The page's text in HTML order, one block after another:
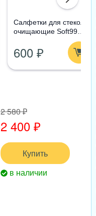
Салфетки для стекол
очищающие Soft99
Glass Cleaning Wipes,
10 шт
600 ₽
2 580 ₽
2 400 ₽
Купить
в наличии